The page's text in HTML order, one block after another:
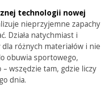
technologii nowej
nieprzyjemne zapachy
Działa natychmiast i
różnych materiałów i nie
obuwia sportowego,
wszędzie tam, gdzie liczy
dnia.